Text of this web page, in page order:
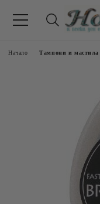
Начало Тампони и мастила